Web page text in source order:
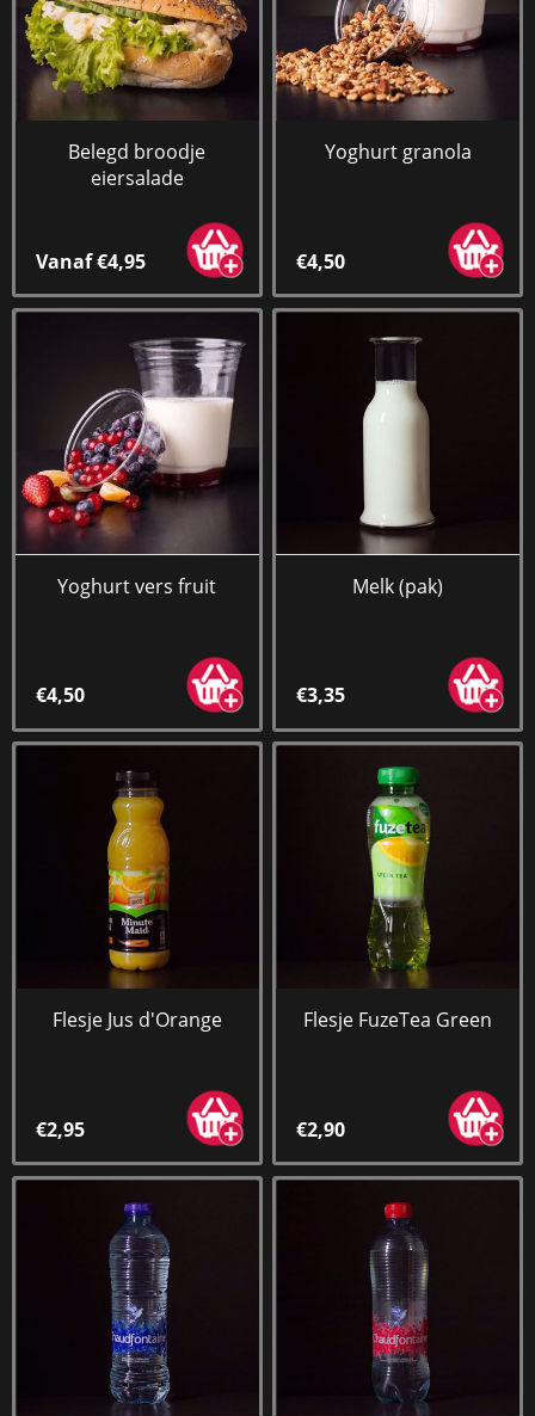
Belegd broodje
eiersalade
Vanaf €4,95
Yoghurt granola
€4,50
Yoghurt vers fruit
€4,50
Melk (pak)
€3,35
Flesje Jus d'Orange
€2,95
Flesje FuzeTea Green
€2,90